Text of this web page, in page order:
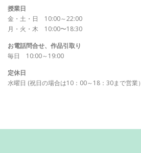
授業日
金・土・日 10:00～22:00
月・火・木 10:00〜18:30
お電話問合せ、作品引取り
毎日 10:00～19:00
定休日
水曜日 (祝日の場合は10：00～18：30まで営業）